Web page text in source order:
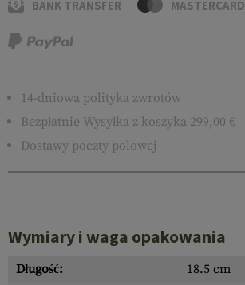
BANK TRANSFER MASTERCARD
14-dniowa polityka zwrotów
Bezpłatnie Wysyłka z koszyka 299,00 €
Dostawy poczty polowej
Wymiary i waga opakowania
Długość:
18.5 cm